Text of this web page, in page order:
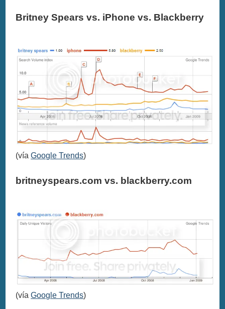
Britney Spears vs. iPhone vs. Blackberry
(víaGoogle Trends)
britneyspears.com vs. blackberry.com
(víaGoogle Trends)